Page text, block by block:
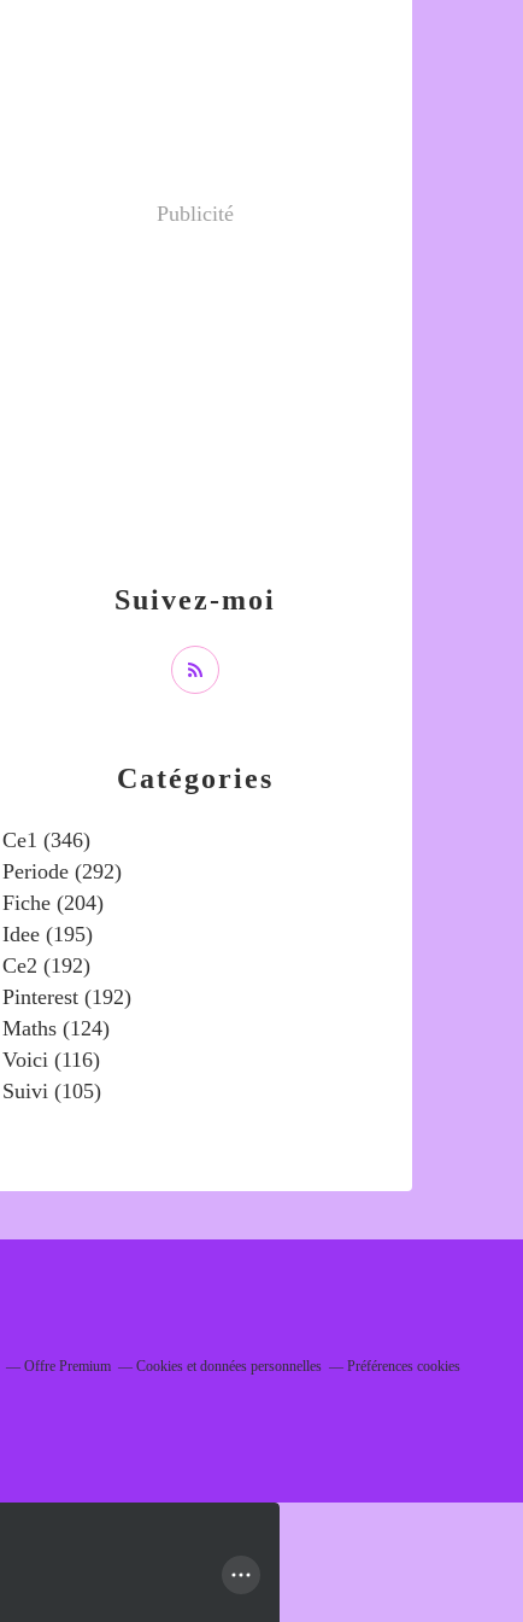
Catégories
Ce1 (346)
Periode (292)
Fiche (204)
Idee (195)
Ce2 (192)
Pinterest (192)
Maths (124)
Voici (116)
Suivi (105)
Suivez-moi
Publicité
Offre Premium Cookies et données personnelles Préférences cookies